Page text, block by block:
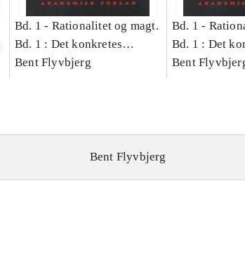
Bd. 1 - Rationalitet og magt.
Bd. 1 : Det konkretes
videnskab
Bent Flyvbjerg
Bd. 1 -
Bd. 1 : Det
videnskab
Bent
Bent Flyvbjerg